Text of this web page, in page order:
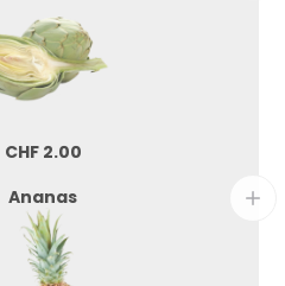
CHF2.00
Ananas